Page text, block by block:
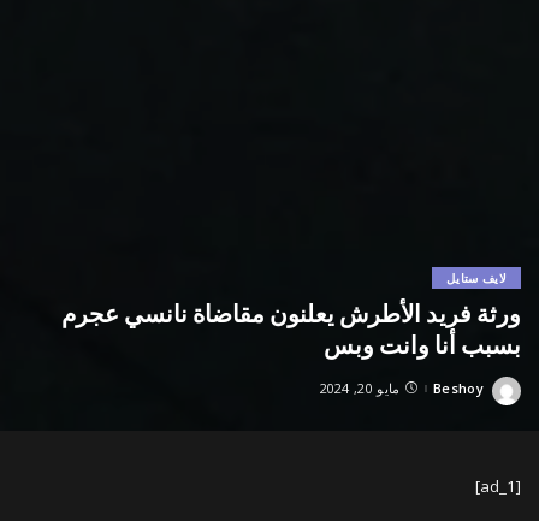
لايف ستايل
ورثة فريد الأطرش يعلنون مقاضاة نانسي عجرم
بسبب أنا وانت وبس
Posted
Beshoy مايو 20, 2024
[ad_1]